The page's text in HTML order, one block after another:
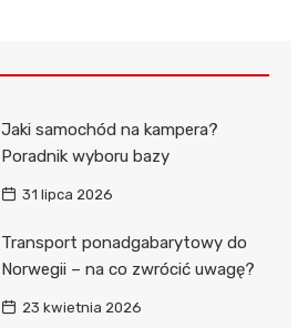
Jaki samochód na kampera?
Poradnik wyboru bazy
31 lipca 2026
Transport ponadgabarytowy do
Norwegii – na co zwrócić uwagę?
23 kwietnia 2026